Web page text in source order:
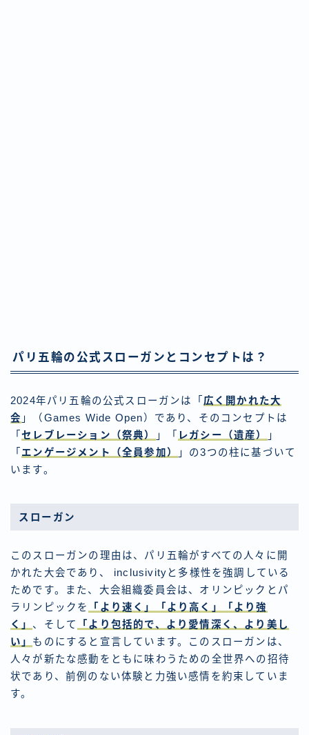
パリ五輪の公式スローガンとコンセプトは？
2024年パリ五輪の公式スローガンは「 広く開かれた大
会 」（Games Wide Open）であり、そのコンセプトは
「セレブレーション（祭典） 」「 レガシー（遺産）
」
「 エンゲージメント（全員参加）
」の3つの柱に基づいて
います。
スローガン
このスローガンの理由は、パリ五輪がすべての人々に開
かれた大会であり、 inclusivityと多様性を強調している
ためです。また、大会組織委員会は、オリンピックとパ
ラリンピックを
「より速く」「より高く」「より強
く」 、そして
「より包括的で、より愛情深く、より美し
い」 ものにすると宣言しています。このスローガンは、
人々が新たな感動をともに味わうための全世界への招待
状であり、前例のない体験と力強い感情を約束していま
す。